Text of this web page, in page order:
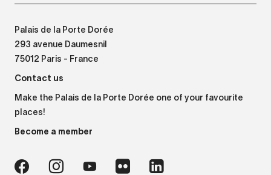
Palais de la Porte Dorée
293 avenue Daumesnil
75012 Paris - France
Contact us
Make the Palais de la Porte Dorée one of your favourite
places!
Become a member